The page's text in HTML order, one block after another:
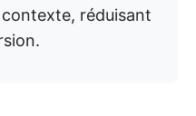
réduisant